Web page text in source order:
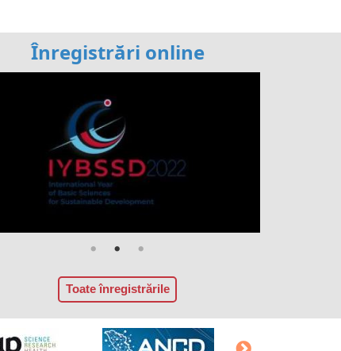
Înregistrări online
Toate înregistrările